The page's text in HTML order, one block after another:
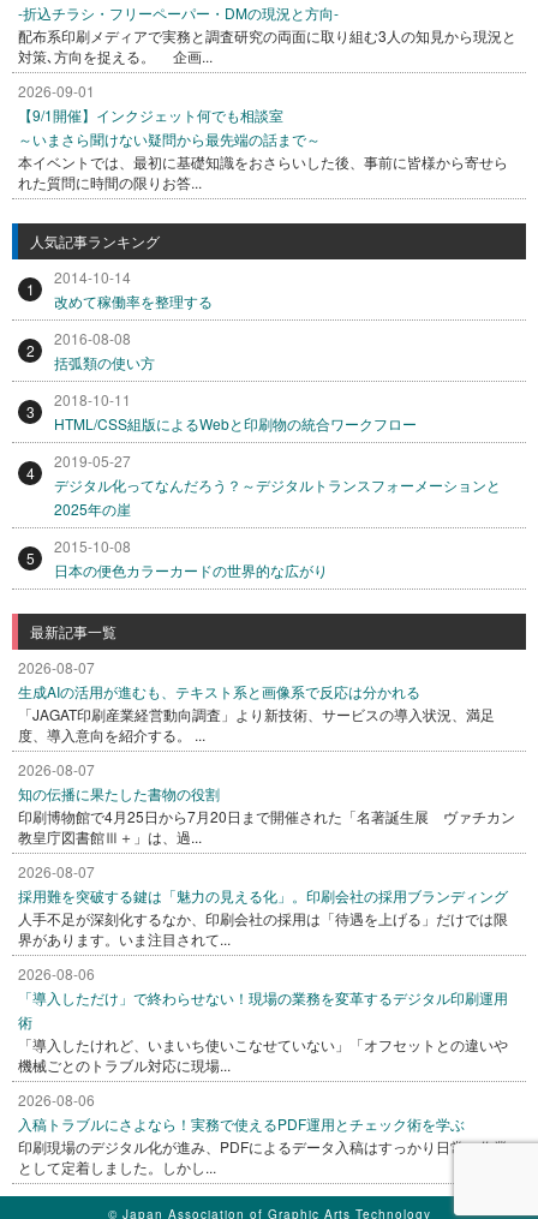
-折込チラシ・フリーペーパー・DMの現況と方向-
配布系印刷メディアで実務と調査研究の両面に取り組む3人の知見から現況と
対策､方向を捉える。 企画...
2026-09-01
【9/1開催】インクジェット何でも相談室
～いまさら聞けない疑問から最先端の話まで～
本イベントでは、最初に基礎知識をおさらいした後、事前に皆様から寄せら
れた質問に時間の限りお答...
人気記事ランキング
1
2014-10-14
改めて稼働率を整理する
2
2016-08-08
括弧類の使い方
3
2018-10-11
HTML/CSS組版によるWebと印刷物の統合ワークフロー
4
2019-05-27
デジタル化ってなんだろう？～デジタルトランスフォーメーションと
2025年の崖
5
2015-10-08
日本の便色カラーカードの世界的な広がり
最新記事一覧
2026-08-07
生成AIの活用が進むも、テキスト系と画像系で反応は分かれる
「JAGAT印刷産業経営動向調査」より新技術、サービスの導入状況、満足
度、導入意向を紹介する。 ...
2026-08-07
知の伝播に果たした書物の役割
印刷博物館で4月25日から7月20日まで開催された「名著誕生展 ヴァチカン
教皇庁図書館Ⅲ＋」は、過...
2026-08-07
採用難を突破する鍵は「魅力の見える化」。印刷会社の採用ブランディング
人手不足が深刻化するなか、印刷会社の採用は「待遇を上げる」だけでは限
界があります。いま注目されて...
2026-08-06
「導入しただけ」で終わらせない！現場の業務を変革するデジタル印刷運用
術
「導入したけれど、いまいち使いこなせていない」「オフセットとの違いや
機械ごとのトラブル対応に現場...
2026-08-06
入稿トラブルにさよなら！実務で使えるPDF運用とチェック術を学ぶ
印刷現場のデジタル化が進み、PDFによるデータ入稿はすっかり日常の作業
として定着しました。しかし...
© Japan Association of Graphic Arts Technology